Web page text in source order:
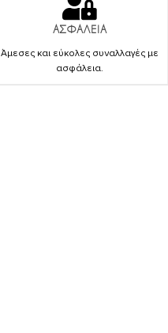
ΑΣΦΑΛΕΙΑ
Άμεσες και εύκολες συναλλαγές με
ασφάλεια.